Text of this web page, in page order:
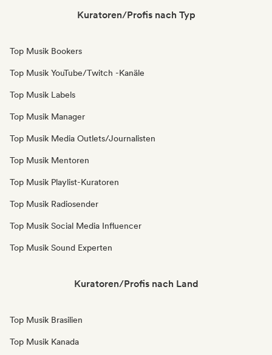
Kuratoren/Profis nach Typ
Top Musik Bookers
Top Musik YouTube/Twitch -Kanäle
Top Musik Labels
Top Musik Manager
Top Musik Media Outlets/Journalisten
Top Musik Mentoren
Top Musik Playlist-Kuratoren
Top Musik Radiosender
Top Musik Social Media Influencer
Top Musik Sound Experten
Kuratoren/Profis nach Land
Top Musik Brasilien
Top Musik Kanada